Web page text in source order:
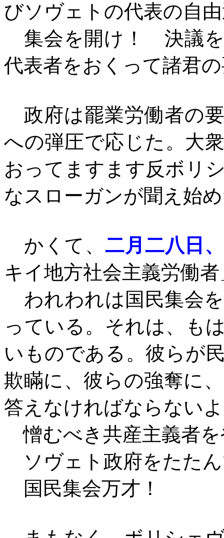
びソヴェトの代表の自
集会を開け！ 決議
代表者をおくって諸君
政府は罷業労働者の
への弾圧で応じた。大
おってますます反ボリ
なスローガンが聞え始
かくて、二月二八日
キイ地方社会主義労働
われわれは国民集会
っている。それは、も
いものである。彼らが
欺瞞に、彼らの強奪に
答えなければならない
憎むべき共産主義者
ソヴェト政府をたた
国民集会万才！